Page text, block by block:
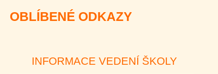
OBLÍBENÉ ODKAZY
INFORMACE VEDENÍ ŠKOLY